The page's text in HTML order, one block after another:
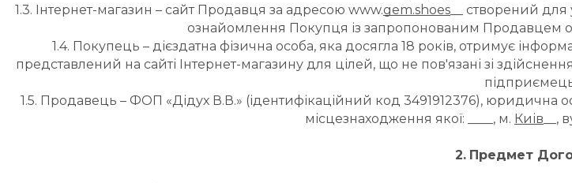
1.3. Інтернет-магазин – сайт Продавця за адресою www.gem.shoes __ створений для
ознайомлення Покупця із запропонованим Продавцем
1.4. Покупець – дієздатна фізична особа, яка досягла 18 років, отримує
представлений на сайті Інтернет-магазину для цілей, що не пов'язані зі
1.5. Продавець – ФОП «Дідух В.В.» (ідентифікаційний код 3491912376), юридична
місцезнаходження якої: ____, м. Киів __,
2. Предмет